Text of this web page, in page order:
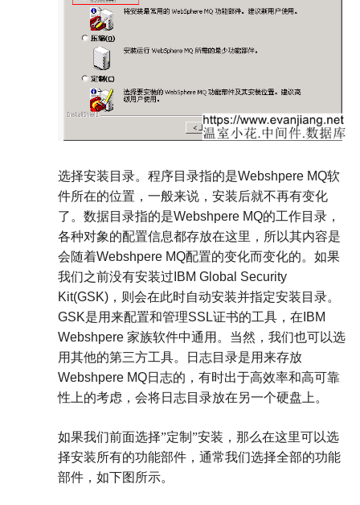
选择安装目录。程序目录指的是Webshpere MQ软
件所在的位置，一般来说，安装后就不再有变化
了。数据目录指的是Webshpere MQ的工作目录，
各种对象的配置信息都存放在这里，所以其内容是
会随着Webshpere MQ配置的变化而变化的。如果
我们之前没有安装过 IBM Global Security
Kit(GSK) ，则会在此时自动安装并指定安装目录。
GSK是用来配置和管理SSL证书的工具，在 IBM
Webshpere 家族软件中通用。当然，我们也可以选
用其他的第三方工具。日志目录是用来存放
Webshpere MQ日志的，有时出于高效率和高可靠
性上的考虑，会将日志目录放在另一个硬盘上。
如果我们前面选择”定制”安装，那么在这里可以选
择安装所有的功能部件，通常我们选择全部的功能
部件，如下图所示。